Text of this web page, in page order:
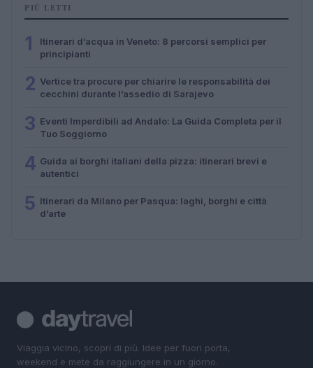
PIÙ LETTI
1
Itinerari d’acqua in Veneto: 8 percorsi semplici per
principianti
2 Vertice tra procure per chiarire le responsabilità dei
cecchini durante l’assedio di Sarajevo
3 Eventi Imperdibili ad Andalo: La Guida Completa per il
Tuo Soggiorno
4 Guida ai borghi italiani della pizza: itinerari brevi e
autentici
5 Itinerari da Milano per Pasqua: laghi, borghi e città
d’arte
Viaggia vicino, scopri di più. Idee per fuori porta,
weekend e mete da raggiungere in un giorno.